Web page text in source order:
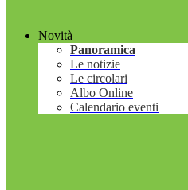
Novità
Panoramica
Le notizie
Le circolari
Albo Online
Calendario eventi